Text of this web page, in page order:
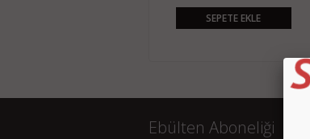
SEPETE EKLE
Ebülten Aboneliği